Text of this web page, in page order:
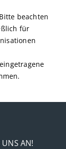
beachten
für
AN!